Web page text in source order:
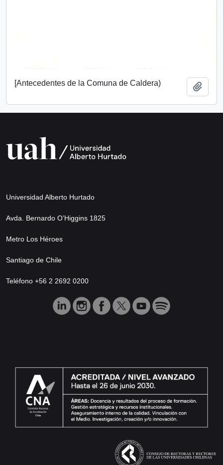
[Antecedentes de la Comuna de Caldera)
Universidad Alberto Hurtado
Avda. Bernardo O’Higgins 1825
Metro Los Héroes
Santiago de Chile
Teléfono +56 2 2692 0200